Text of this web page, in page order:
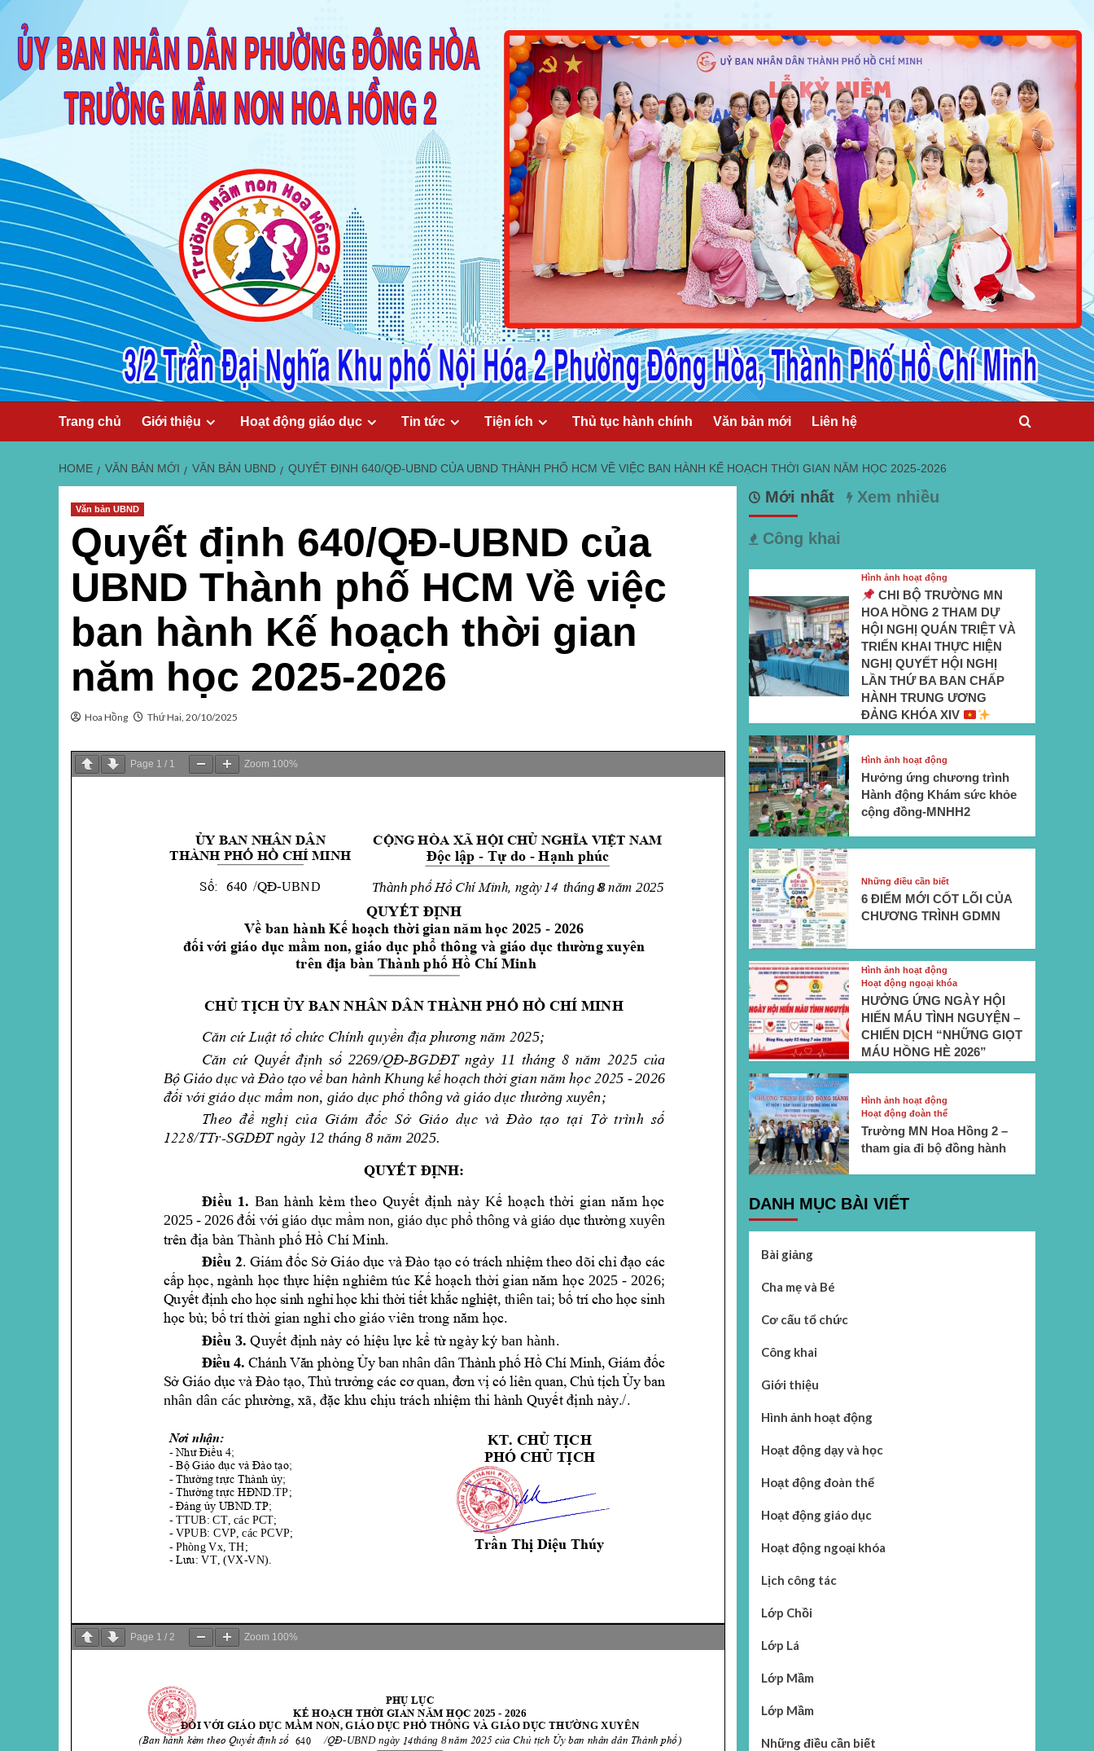
Trang chủ Giới thiệu Hoạt động giáo dục Tin tức Tiện ích Thủ tục hành chính Văn bản mới Liên hệ
HOME VĂN BẢN MỚI VĂN BẢN UBND QUYẾT ĐỊNH 640/QĐ-UBND CỦA UBND THÀNH PHỐ HCM VỀ VIỆC BAN HÀNH KẾ HOẠCH THỜI GIAN NĂM HỌC 2025-2026
Văn bản UBND
Quyết định 640/QĐ-UBND của
UBND Thành phố HCM Về việc
ban hành Kế hoạch thời gian
năm học 2025-2026
Hoa Hồng Thứ Hai, 20/10/2025
Page 1 / 1 Zoom 100%
Page 1 / 2 Zoom 100%
Mới nhất Xem nhiều
Công khai
Hình ảnh hoạt động
CHI BỘ TRƯỜNG MN
HOA HỒNG 2 THAM DỰ
HỘI NGHỊ QUÁN TRIỆT VÀ
TRIỂN KHAI THỰC HIỆN
NGHỊ QUYẾT HỘI NGHỊ
LẦN THỨ BA BAN CHẤP
HÀNH TRUNG ƯƠNG
ĐẢNG KHÓA XIV
Hình ảnh hoạt động
Hưởng ứng chương trình
Hành động Khám sức khỏe
cộng đồng-MNHH2
Những điều cần biết
6 ĐIỂM MỚI CỐT LÕI CỦA
CHƯƠNG TRÌNH GDMN
Hình ảnh hoạt động
Hoạt động ngoại khóa
HƯỞNG ỨNG NGÀY HỘI
HIẾN MÁU TÌNH NGUYỆN –
CHIẾN DỊCH “NHỮNG GIỌT
MÁU HỒNG HÈ 2026”
Hình ảnh hoạt động
Hoạt động đoàn thể
Trường MN Hoa Hồng 2 –
tham gia đi bộ đồng hành
DANH MỤC BÀI VIẾT
Bài giảng
Cha mẹ và Bé
Cơ cấu tổ chức
Công khai
Giới thiệu
Hình ảnh hoạt động
Hoạt động dạy và học
Hoạt động đoàn thể
Hoạt động giáo dục
Hoạt động ngoại khóa
Lịch công tác
Lớp Chồi
Lớp Lá
Lớp Mầm
Lớp Mầm
Những điều cần biết